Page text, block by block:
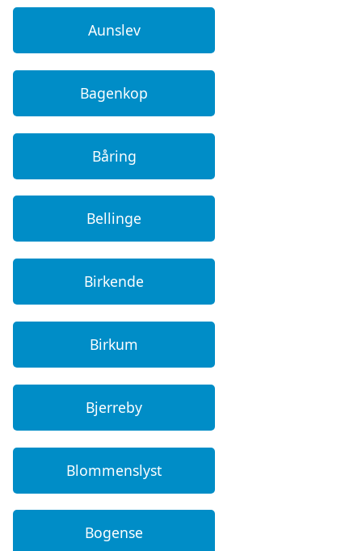
Aunslev
Bagenkop
Båring
Bellinge
Birkende
Birkum
Bjerreby
Blommenslyst
Bogense